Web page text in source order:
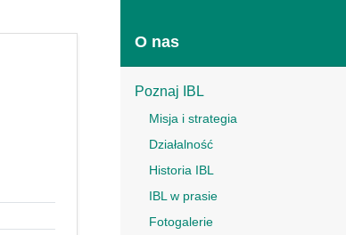
O nas
Poznaj IBL
Misja i strategia
Działalność
Historia IBL
IBL w prasie
Fotogalerie